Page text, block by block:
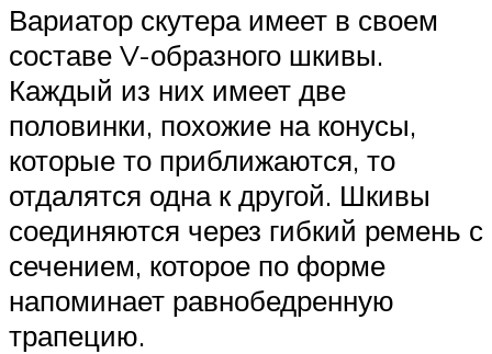
Вариатор скутера имеет в своем
составе V-образного шкивы.
Каждый из них имеет две
половинки, похожие на конусы,
которые то приближаются, то
отдалятся одна к другой. Шкивы
соединяются через гибкий ремень с
сечением, которое по форме
напоминает равнобедренную
трапецию.